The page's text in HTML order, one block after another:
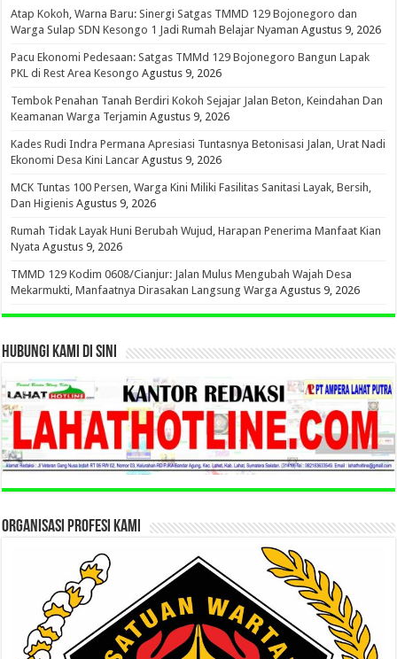
Atap Kokoh, Warna Baru: Sinergi Satgas TMMD 129 Bojonegoro dan
Warga Sulap SDN Kesongo 1 Jadi Rumah Belajar Nyaman Agustus 9, 2026
Pacu Ekonomi Pedesaan: Satgas TMMd 129 Bojonegoro Bangun Lapak
PKL di Rest Area Kesongo Agustus 9, 2026
Tembok Penahan Tanah Berdiri Kokoh Sejajar Jalan Beton, Keindahan Dan
Keamanan Warga Terjamin Agustus 9, 2026
Kades Rudi Indra Permana Apresiasi Tuntasnya Betonisasi Jalan, Urat Nadi
Ekonomi Desa Kini Lancar Agustus 9, 2026
MCK Tuntas 100 Persen, Warga Kini Miliki Fasilitas Sanitasi Layak, Bersih,
Dan Higienis Agustus 9, 2026
Rumah Tidak Layak Huni Berubah Wujud, Harapan Penerima Manfaat Kian
Nyata Agustus 9, 2026
TMMD 129 Kodim 0608/Cianjur: Jalan Mulus Mengubah Wajah Desa
Mekarmukti, Manfaatnya Dirasakan Langsung Warga Agustus 9, 2026
HUBUNGI KAMI DI SINI
ORGANISASI PROFESI KAMI